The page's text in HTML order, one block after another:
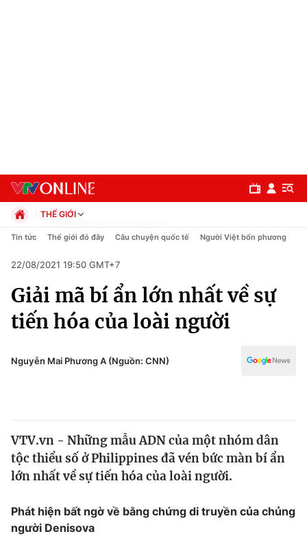
Chuyên mục
Chính trị
Thế giới
Thế giới đó đây
Kinh tế
THẾ GIỚI
Chính trị
Pháp luật
Kinh tế
Thể thao
Truyền hình
Y tế
Tin tức Thế giới đó đây Câu chuyện quốc tế Người Việt bốn phương
22/08/2021 19:50 GMT+7
Giải mã bí ẩn lớn nhất về sự
tiến hóa của loài người
Nguyễn Mai Phương A (Nguồn: CNN)
VTV.vn - Những mẫu ADN của một nhóm dân
tộc thiểu số ở Philippines đã vén bức màn bí ẩn
lớn nhất về sự tiến hóa của loài người.
Phát hiện bất ngờ về bằng chứng di truyền của chủng
người Denisova